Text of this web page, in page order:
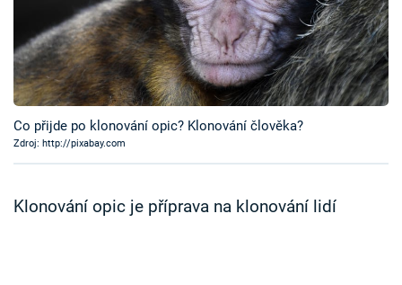
TV Program
Časopis
Sledujte prima+
Co přijde po klonování opic? Klonování člověka?
Zdroj: http://pixabay.com
Klonování opic je příprava na klonování lidí